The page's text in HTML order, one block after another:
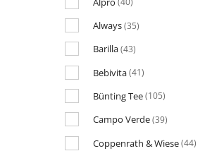
Always(35)
Barilla(43)
Bebivita(41)
Bünting Tee(105)
Campo Verde(39)
Coppenrath & Wiese(44)